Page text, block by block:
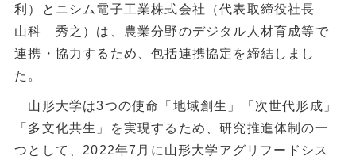
利）とニシム電子工業株式会社（代表取締役社長
山科 秀之）は、農業分野のデジタル人材育成等で
連携・協力するため、包括連携協定を締結しまし
た。
山形大学は3つの使命「地域創生」「次世代形成」
「多文化共生」を実現するため、研究推進体制の一
つとして、2022年7月に山形大学アグリフードシス